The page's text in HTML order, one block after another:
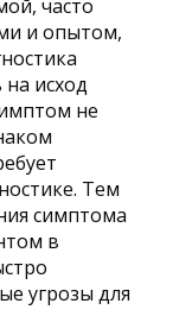
часто
и опытом,
исход
не
Тем
симптома
в
угрозы для